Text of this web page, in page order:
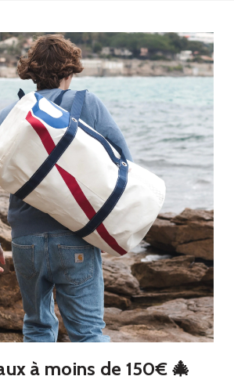
à moins de 150€ 🎄